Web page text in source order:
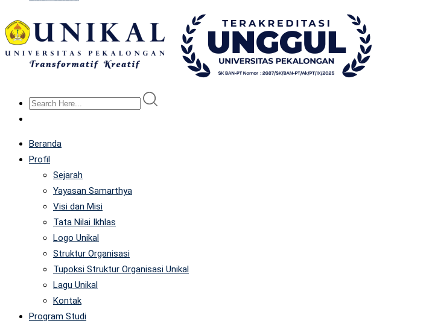
Beranda
Profil
Sejarah
Yayasan Samarthya
Visi dan Misi
Tata Nilai Ikhlas
Logo Unikal
Struktur Organisasi
Tupoksi Struktur Organisasi Unikal
Lagu Unikal
Kontak
Program Studi